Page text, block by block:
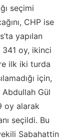
seçimi
CHP ise
yapılan
341 oy, ikinci
ilk iki turda
için,
Gül
oy alarak
seçildi. Bu
Sabahattin